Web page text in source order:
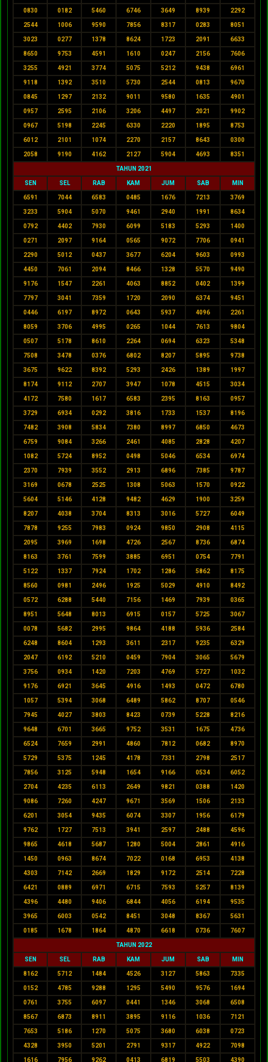
0830 0182 5460 6746 3649 8939 2292
2544 1006 9590 7856 8317 0283 8051
3023 0277 1378 8624 1723 2091 6633
8650 9753 4591 1610 0247 2156 7606
3255 4921 3774 5075 5212 9438 6961
9118 1392 3510 5730 2544 0813 9670
0845 1297 2132 9011 9580 1635 4901
0957 2595 2106 3206 4497 2021 9902
0967 5198 2245 6330 2220 1895 8753
6012 2101 1074 2270 2157 8643 0300
2058 9190 4162 2127 5904 4693 8351
TAHUN 2021
SEN SEL RAB KAM JUM SAB MIN
6591 7044 6583 0485 1676 7213 3769
3233 5904 5070 9461 2940 1991 8634
0792 4402 7930 6099 5183 5293 1400
0271 2097 9164 0565 9072 7706 0941
2290 5012 0437 3677 6204 9603 0993
4450 7061 2094 8466 1328 5570 9490
9176 1547 2261 4063 8852 0402 1399
7797 3041 7359 1720 2090 6374 9451
0446 6197 8972 0643 5937 4096 2261
8059 3706 4995 0265 1044 7613 9804
0507 5178 8610 2264 0694 6323 5348
7508 3478 0376 6802 8207 5895 9738
3675 9622 8392 5293 2426 1389 1997
8174 9112 2707 3947 1078 4515 3034
4172 7580 1617 6583 2395 8163 0957
3729 6934 0292 3816 1733 1537 8196
7482 3908 5834 7380 8997 6850 4673
6759 9084 3266 2461 4085 2828 4207
1082 5724 8952 0498 5046 6534 6974
2370 7939 3552 2913 6896 7385 9787
3169 0678 2525 1308 5063 1570 0922
5604 5146 4128 9482 4629 1900 3259
8207 4038 3704 8313 3016 5727 6049
7878 9255 7983 0924 9850 2908 4115
2095 3969 1698 4726 2567 8736 6874
8163 3761 7599 3885 6951 0754 7791
5122 1337 7924 1702 1286 5862 8175
8560 0981 2496 1925 5029 4910 8492
0572 6288 5440 7156 1469 7939 0365
8951 5648 8013 6915 0157 5725 3067
0078 5682 2995 9864 4188 5936 2584
6248 8604 1293 3611 2317 9235 6329
2047 6192 5210 0459 7904 3065 5679
3756 0934 1420 7203 4769 5727 1032
9176 6921 3645 4916 1493 0472 6780
1057 5394 3068 6489 5862 8707 0546
7945 4027 3803 8423 0739 5228 8216
9648 6701 3665 9752 3531 1675 4736
6524 7659 2991 4860 7812 0682 8970
5729 5375 1245 4178 7331 2798 2517
7856 3125 5948 1654 9166 0534 6052
2704 4235 6113 2649 9821 0388 1420
9086 7260 4247 9671 3569 1506 2133
6201 3054 9435 6074 3307 1956 6179
9762 1727 7513 3941 2597 2488 4596
9865 4618 5687 1280 5004 2861 4916
1450 0963 8674 7022 0168 6953 4138
4303 7142 2669 1829 9172 2514 7228
6421 0889 6971 6715 7593 5257 8139
4396 4480 9406 6844 4056 6194 9535
3965 6003 0542 8451 3048 8367 5631
0185 1678 1864 4870 6618 0736 7607
TAHUN 2022
SEN SEL RAB KAM JUM SAB MIN
8162 5712 1484 4526 3127 5863 7335
0152 4785 9288 1295 5490 9576 1694
0761 3755 6097 0441 1346 3068 6508
8567 6873 8911 3895 9116 1036 7121
7653 5186 1270 5075 3680 6038 0723
4328 3950 5201 2791 9317 4922 7098
1616 7956 9262 0413 6819 5503 4390